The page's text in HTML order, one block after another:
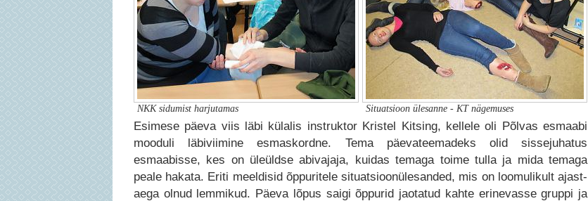
NKK sidumist harjutamas Situatsioon ülesanne - KT nägemuses
Esimese päeva viis läbi külalis instruktor Kristel Kitsing, kellele oli Põlvas esmaabi
mooduli läbiviimine esmaskordne. Tema päevateemadeks olid sissejuhatus
esmaabisse, kes on üleüldse abivajaja, kuidas temaga toime tulla ja mida temaga
peale hakata. Eriti meeldisid õppuritele situatsioonülesanded, mis on loomulikult ajast-
aega olnud lemmikud. Päeva lõpus saigi õppurid jaotatud kahte erinevasse gruppi ja